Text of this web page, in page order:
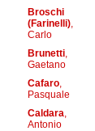
Broschi
(Farinelli),
Carlo
Brunetti,
Gaetano
Cafaro,
Pasquale
Caldara
Antonio